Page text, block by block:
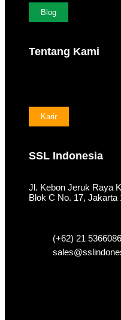
Blog
Tentang Kami
Karir
SSL Indonesia
Jl. Kebon Jeruk Raya
Blok C No. 17, Jakarta
(+62) 21